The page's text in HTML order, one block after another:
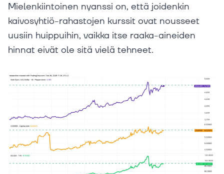
Mielenkiintoinen nyanssi on, että joidenkin
kaivosyhtiö-rahastojen kurssit ovat nousseet
uusiin huippuihin, vaikka itse raaka-aineiden
hinnat eivät ole sitä vielä tehneet.